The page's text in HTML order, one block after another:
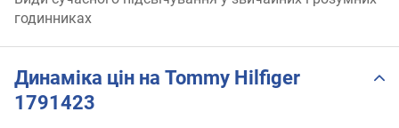
годинниках
Динаміка цін на Tommy Hilfiger
1791423